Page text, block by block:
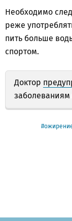
Необходимо
реже
пить больше
спортом.
Доктор